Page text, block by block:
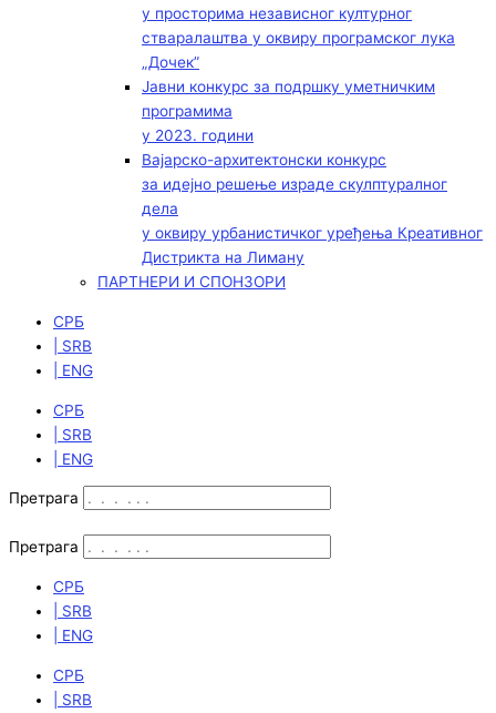
у просторима независног културног
стваралаштва у оквиру програмског лука
„Дочек”
Јавни конкурс за подршку уметничким
програмима
у 2023. години
Вајарско-архитектонски конкурс
за идејно решење израде скулптуралног
дела
у оквиру урбанистичког уређења Креативног
Дистрикта на Лиману
ПАРТНЕРИ И СПОНЗОРИ
СРБ
| SRB
| ENG
СРБ
| SRB
| ENG
Претрага
Претрага
СРБ
| SRB
| ENG
СРБ
| SRB